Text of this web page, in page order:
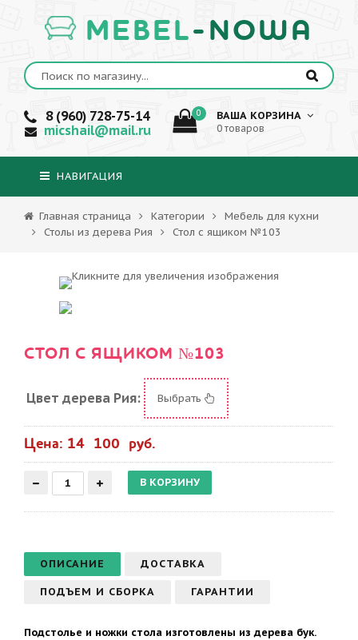
MEBEL-NOWA
8 (960) 728-75-14
micshail@mail.ru
0 ВАША КОРЗИНА
0 товаров
НАВИГАЦИЯ
Главная страница Категории
Мебель для кухни
Столы из дерева Рия
Стол с ящиком №103
СТОЛ С ЯЩИКОМ №103
Цвет дерева Рия: Выбрать
Цена: 14 100 руб.
ОПИСАНИЕ ДОСТАВКА
ПОДЪЕМ И СБОРКА ГАРАНТИИ
Подстолье и ножки стола изготовлены из дерева бук.